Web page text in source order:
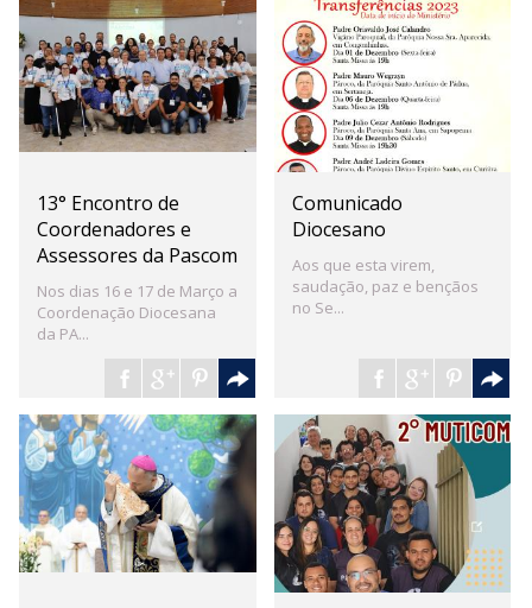
13° Encontro de
Coordenadores e
Assessores da Pascom
Nos dias 16 e 17 de Março a
Coordenação Diocesana
da PA...
Comunicado
Diocesano
Aos que esta virem,
saudação, paz e bençãos
no Se...